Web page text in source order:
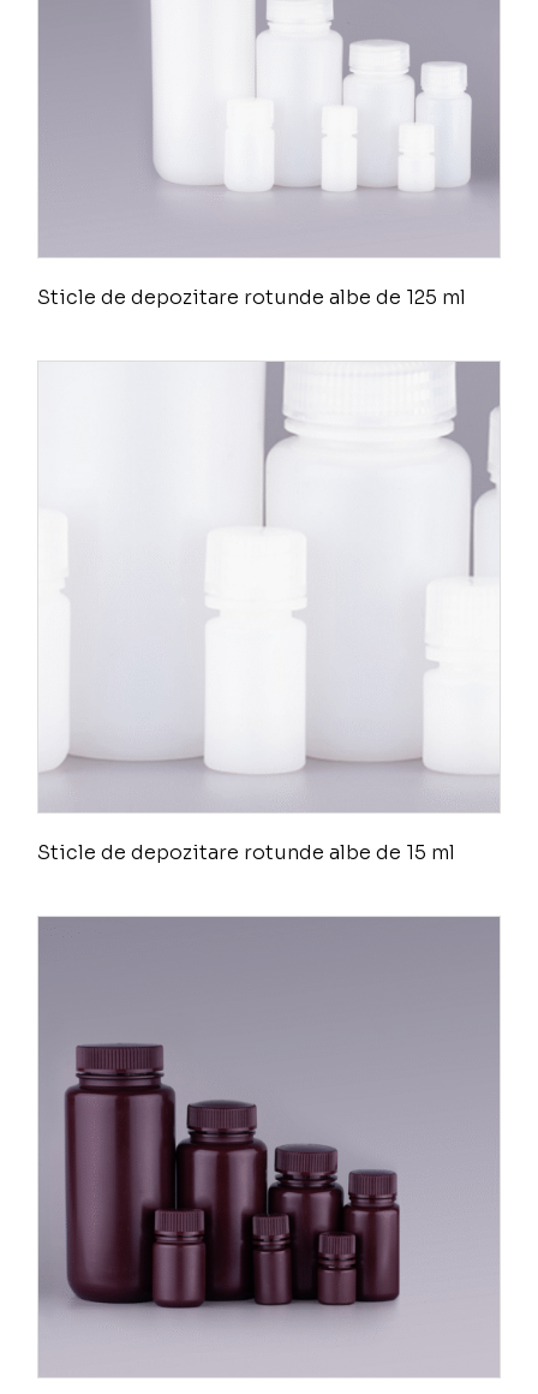
Sticle de depozitare rotunde albe de 125 ml
Sticle de depozitare rotunde albe de 15 ml